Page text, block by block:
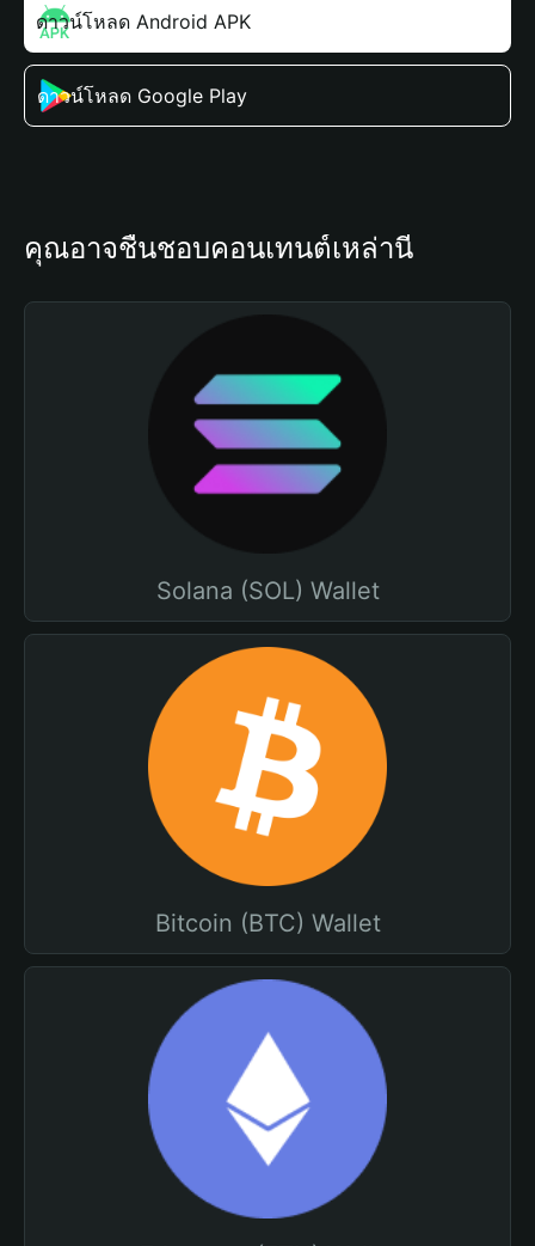
ดาวน์โหลด Android APK
ดาวน์โหลด Google Play
คุณอาจชื่นชอบคอนเทนต์เหล่านี้
Solana (SOL) Wallet
Bitcoin (BTC) Wallet